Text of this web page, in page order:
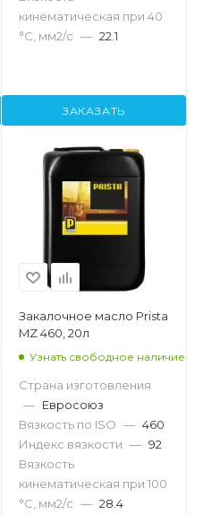
кинематическая при 40
°С, мм2/с — 22.1
ЗАКАЗАТЬ
Закалочное масло Prista
MZ 460, 20л
Узнать свободное наличие
Страна изготовления
— Евросоюз
Вязкость по ISO — 460
Индекс вязкости — 92
Вязкость
кинематическая при 100
°С, мм2/с — 28.4